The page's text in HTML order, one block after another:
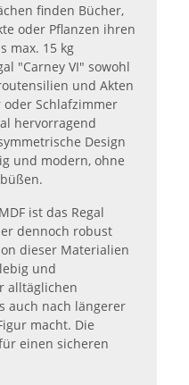
finden Bücher,
oder Pflanzen ihren
max. 15 kg
"Carney VI" sowohl
und Akten
Schlafzimmer
hervorragend
Design
und modern, ohne
ist das Regal
dennoch robust
dieser Materialien
und
alltäglichen
auch nach längerer
macht. Die
einen sicheren